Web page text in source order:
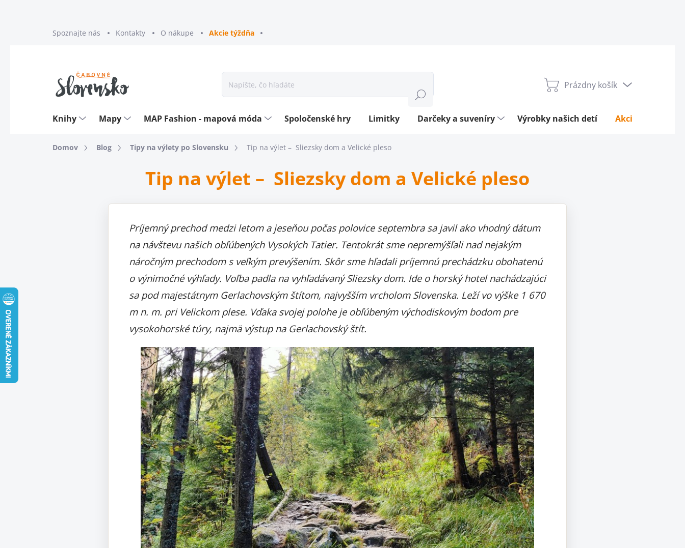
Spoznajte nás Kontakty O nákupe Akcie týždňa
Hľadať
Nákupný
Prázdny košík
Knihy Mapy MAP Fashion - mapová móda Spoločenské hry Limitky Darčeky a suveníry Výrobky našich detí Akcie týždňa
Domov Blog Tipy na výlety po Slovensku Tip na výlet – Sliezsky dom a Velické pleso
Tip na výlet – Sliezsky dom a Velické pleso
Príjemný prechod medzi letom a jeseňou počas polovice septembra sa javil ako vhodný dátum
na návštevu našich obľúbených Vysokých Tatier. Tentokrát sme nepremýšľali nad nejakým
náročným prechodom s veľkým prevýšením. Skôr sme hľadali príjemnú prechádzku obohatenú
o výnimočné výhľady. Voľba padla na vyhľadávaný Sliezsky dom. Ide o horský hotel nachádzajúci
sa pod majestátnym Gerlachovským štítom, najvyšším vrcholom Slovenska. Leží vo výške 1 670
m n. m. pri Velickom plese. Vďaka svojej polohe je obľúbeným východiskovým bodom pre
vysokohorské túry, najmä výstup na Gerlachovský štít.